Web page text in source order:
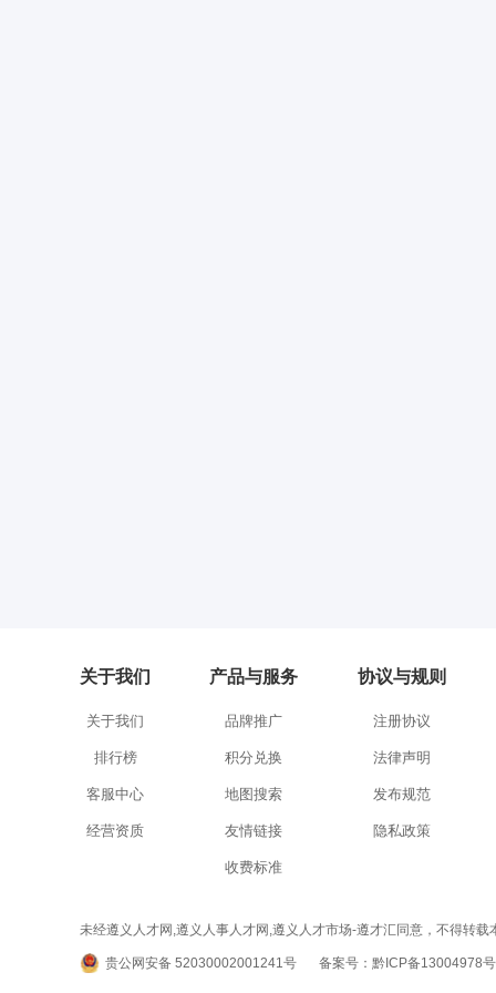
关于我们
关于我们
排行榜
客服中心
经营资质
产品与服务
品牌推广
积分兑换
地图搜索
友情链接
收费标准
协议与规则
注册协议
法律声明
发布规范
隐私政策
未经遵义人才网,遵义人事人才网,遵义人才市场-遵才汇同意，不得转
贵公网安备 52030002001241号 备案号：黔ICP备13004978